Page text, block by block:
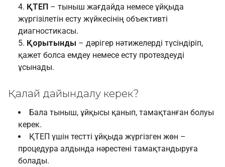
ҚТЕП – тыныш жағдайда немесе ұйқыда
жүргізілетін есту жүйкесінің объективті
диагностикасы.
Қорытынды – дәрігер нәтижелерді түсіндіріп,
қажет болса емдеу немесе есту протездеуді
ұсынады.
Қалай дайындалу керек?
Бала тыныш, ұйқысы қанып, тамақтанған болуы
керек.
ҚТЕП үшін тестті ұйқыда жүргізген жөн –
процедура алдында нәрестені тамақтандыруға
болады.